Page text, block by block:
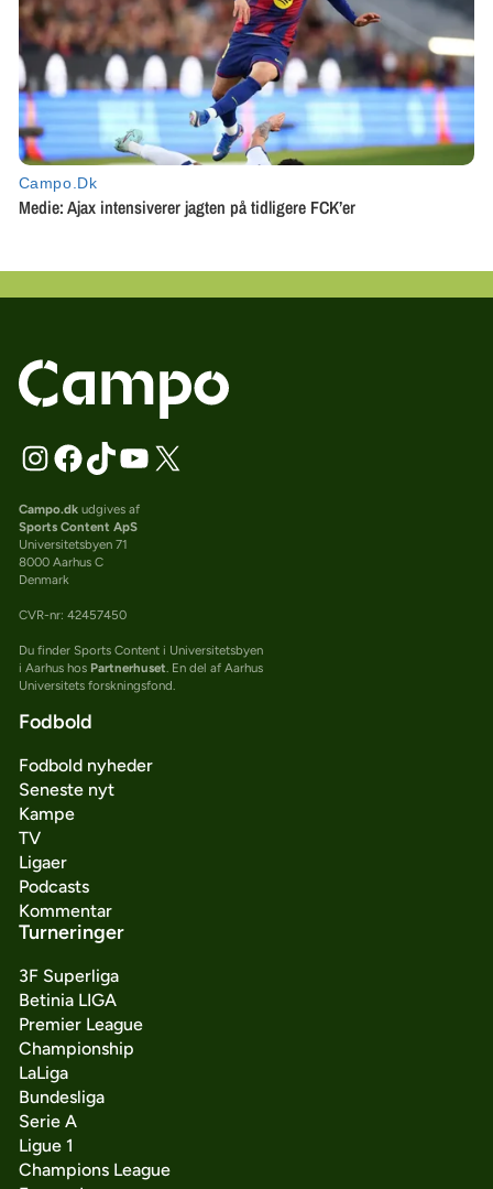
Campo.dkudgives af
Sports Content ApS
Universitetsbyen 71
8000 Aarhus C
Denmark
CVR-nr: 42457450
Du finder Sports Content i Universitetsbyen
i Aarhus hos Partnerhuset. En del af Aarhus
Universitets forskningsfond.
Fodbold
Fodbold nyheder
Seneste nyt
Kampe
TV
Ligaer
Podcasts
Kommentar
Turneringer
3F Superliga
Betinia LIGA
Premier League
Championship
LaLiga
Bundesliga
Serie A
Ligue 1
Champions League